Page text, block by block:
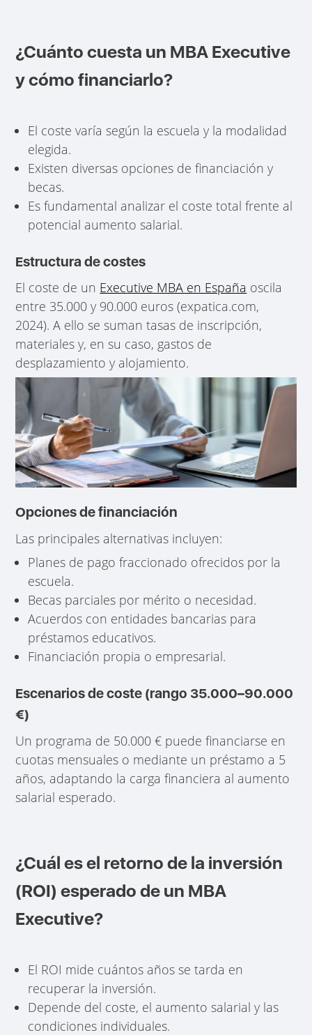
¿Cuánto cuesta un MBA Executive
y cómo financiarlo?
El coste varía según la escuela y la modalidad
elegida.
Existen diversas opciones de financiación y
becas.
Es fundamental analizar el coste total frente al
potencial aumento salarial.
Estructura de costes
El coste de un Executive MBA en España oscila
entre 35.000 y 90.000 euros (expatica.com,
2024). A ello se suman tasas de inscripción,
materiales y, en su caso, gastos de
desplazamiento y alojamiento.
Opciones de financiación
Las principales alternativas incluyen:
Planes de pago fraccionado ofrecidos por la
escuela.
Becas parciales por mérito o necesidad.
Acuerdos con entidades bancarias para
préstamos educativos.
Financiación propia o empresarial.
Escenarios de coste (rango 35.000–90.000
€)
Un programa de 50.000 € puede financiarse en
cuotas mensuales o mediante un préstamo a 5
años, adaptando la carga financiera al aumento
salarial esperado.
¿Cuál es el retorno de la inversión
(ROI) esperado de un MBA
Executive?
El ROI mide cuántos años se tarda en
recuperar la inversión.
Depende del coste, el aumento salarial y las
condiciones individuales.